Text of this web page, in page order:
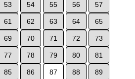
53 54 55 56 57
61 62 63 64 65
69 70 71 72 73
77 78 79 80 81
85 86 87 88 89